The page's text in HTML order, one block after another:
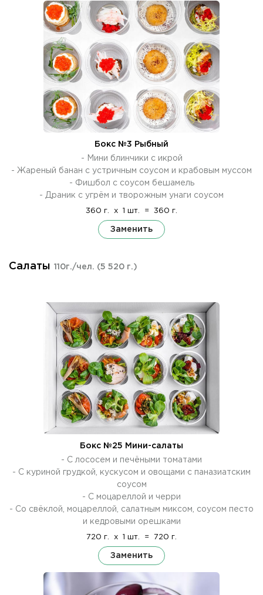
Бокс №3 Рыбный
- Мини блинчики с икрой
- Жареный банан с устричным соусом и крабовым муссом
- Фишбол с соусом бешамель
- Драник с угрём и творожным унаги соусом
360 г. x 1 шт. = 360 г.
Заменить
Салаты 110г./чел. (5 520 г.)
Бокс №25 Мини-салаты
- С лососем и печёными томатами
- С куриной грудкой, кускусом и овощами с паназиатским
соусом
- С моцареллой и черри
- Со свёклой, моцареллой, салатным миксом, соусом песто
и кедровыми орешками
720 г. x 1 шт. = 720 г.
Заменить